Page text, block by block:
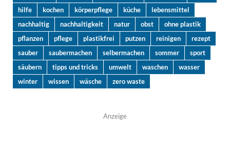
hilfe
kochen körperpflege küche
lebensmittel
nachhaltig
nachhaltigkeit natur obst
ohne plastik
pflanzen
pflege plastikfrei putzen reinigen
rezept
sauber
saubermachen selbermachen sommer
sport
säubern
tipps und tricks umwelt waschen
wasser
winter
wissen wäsche zero waste
Anzeige